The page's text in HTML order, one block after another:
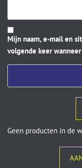
Mijn naam, e-mail en
volgende keer
Geen producten in de